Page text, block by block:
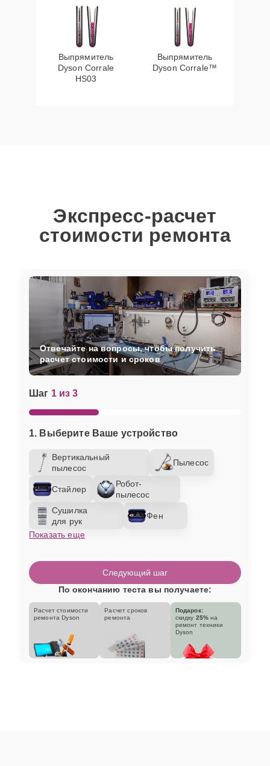
Выпрямитель
Dyson Corrale
HS03
Выпрямитель
Dyson Corrale™
Экспресс-расчет
стоимости ремонта
Шаг 1 из 3
1. Выберите Ваше устройство
Вертикальный
пылесос
Пылесос
Стайлер
Робот-
пылесос
Сушилка
для рук
Фен
Показать еще
Отвечайте на вопросы, чтобы получить
расчет стоимости и сроков
Следующий шаг
По окончанию теста вы получаете:
Расчет стоимости
ремонта Dyson
Расчет сроков
ремонта
Подарок:
скидку 25% на
ремонт техники
Dyson